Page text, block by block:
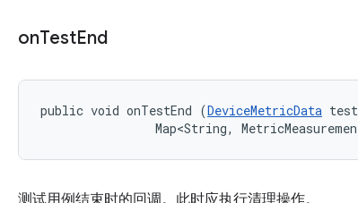
onTestEnd
public void onTestEnd (DeviceMetricData
Map<String,
测试用例结束时的回调。此时应执行清理操作。